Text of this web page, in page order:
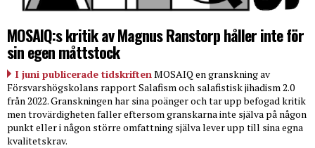
MOSAIQ:s kritik av Magnus Ranstorp håller inte för
sin egen måttstock
I juni publicerade tidskriften MOSAIQ en granskning av
Försvarshögskolans rapport Salafism och salafistisk jihadism 2.0
från 2022. Granskningen har sina poänger och tar upp befogad kritik
men trovärdigheten faller eftersom granskarna inte själva på någon
punkt eller i någon större omfattning själva lever upp till sina egna
kvalitetskrav.